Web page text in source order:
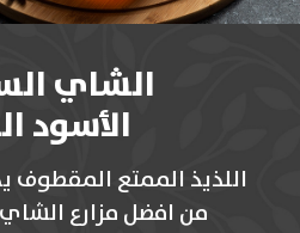
الشاي
الأسود
اللذيذ الممتع المقطوف
من افضل مزارع